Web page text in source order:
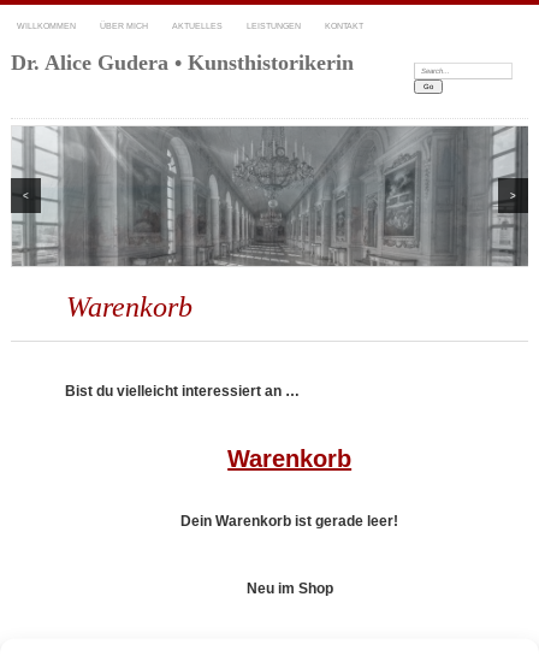
WILLKOMMEN ÜBER MICH AKTUELLES LEISTUNGEN KONTAKT
Dr. Alice Gudera • Kunsthistorikerin Search:
< >
Warenkorb
Bist du vielleicht interessiert an …
Warenkorb
Dein Warenkorb ist gerade leer!
Neu im Shop